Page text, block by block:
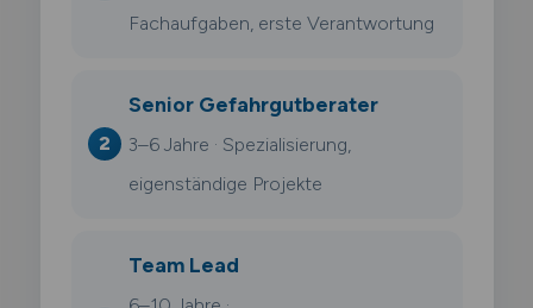
Fachaufgaben, erste Verantwortung
Senior Gefahrgutberater
3–6 Jahre · Spezialisierung,
eigenständige Projekte
Team Lead